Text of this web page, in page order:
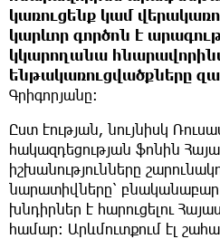
կառուցենք կամ
կարևոր գործոն է
կկարողանա
ենթակառուցվածքները
Գրիգորյանը։
Ըստ էության, նույնիսկ
հակազդեցության ֆոնին
իշխանությունները
նարատիվները՝
խնդիրներ է հարուցելու
համար։ Արևմուտքում էլ